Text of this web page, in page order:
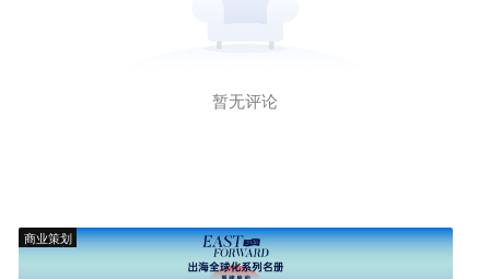
暂无评论
商业策划